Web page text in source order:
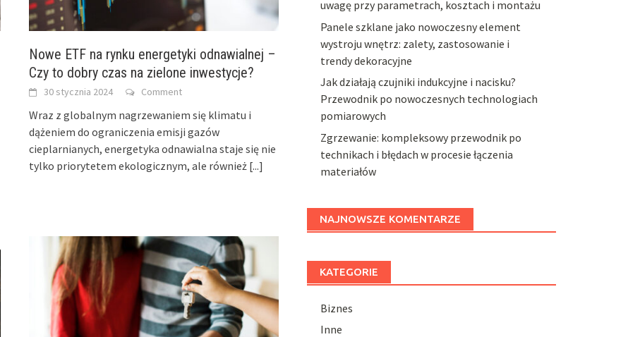
Nowe ETF na rynku energetyki odnawialnej –
Czy to dobry czas na zielone inwestycje?
30 stycznia 2024 Comment
Wraz z globalnym nagrzewaniem się klimatu i
dążeniem do ograniczenia emisji gazów
cieplarnianych, energetyka odnawialna staje się nie
tylko priorytetem ekologicznym, ale również [...]
uwagę przy parametrach, kosztach i montażu
Panele szklane jako nowoczesny element
wystroju wnętrz: zalety, zastosowanie i
trendy dekoracyjne
Jak działają czujniki indukcyjne i nacisku?
Przewodnik po nowoczesnych technologiach
pomiarowych
Zgrzewanie: kompleksowy przewodnik po
technikach i błędach w procesie łączenia
materiałów
NAJNOWSZE KOMENTARZE
KATEGORIE
Biznes
Inne